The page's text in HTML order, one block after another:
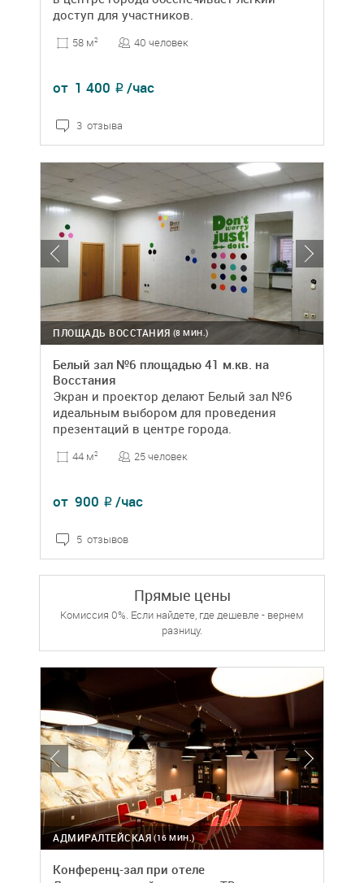
доступ для участников.
58 м2 40 человек
от 1 400 ₽ /час
3 отзыва
(8 МИН.)
ПЛОЩАДЬ ВОССТАНИЯ
Белый зал №6 площадью 41 м.кв. на
Восстания
Экран и проектор делают Белый зал №6
идеальным выбором для проведения
презентаций в центре города.
44 м2 25 человек
от 900 ₽ /час
5 отзывов
Прямые цены
Комиссия 0%. Если найдете, где дешевле - вернем
разницу.
(16 МИН.)
АДМИРАЛТЕЙСКАЯ
Конференц-зал при отеле